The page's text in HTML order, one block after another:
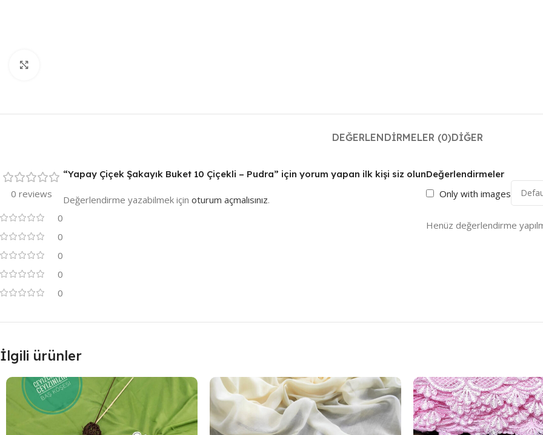
DEĞERLENDIRMELER (0)DIĞER
0 reviews
0
0
0
0
0
Değerlendirmeler
Only with images
Henüz değerlendirme
“Yapay Çiçek Şakayık Buket 10 Çiçekli – Pudra” için yorum yapan ilk kişi siz olun
Değerlendirme yazabilmek için oturum açmalısınız.
İlgili ürünler